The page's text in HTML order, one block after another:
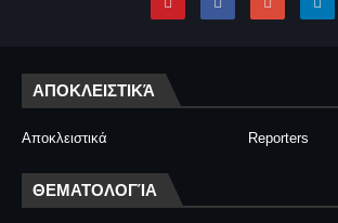
ΑΠΟΚΛΕΙΣΤΙΚΆ
Αποκλειστικά Reporters
ΘΕΜΑΤΟΛΟΓΊΑ